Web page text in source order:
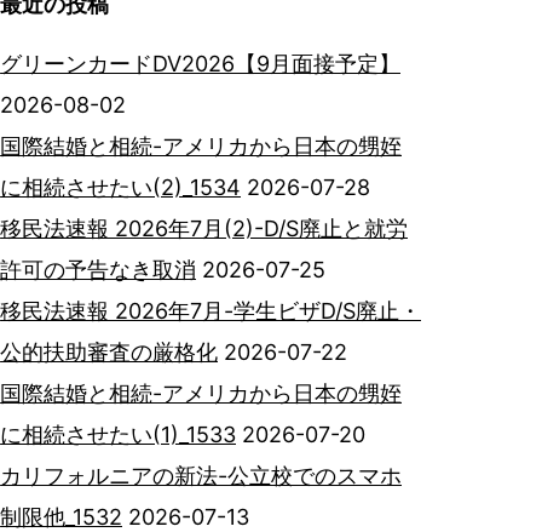
グリーンカードDV2026【9月面接予定】
2026-08-02
国際結婚と相続-アメリカから日本の甥姪
に相続させたい(2)_1534 2026-07-28
移民法速報 2026年7月(2)-D/S廃止と就労
許可の予告なき取消 2026-07-25
移民法速報 2026年7月-学生ビザD/S廃止・
公的扶助審査の厳格化 2026-07-22
国際結婚と相続-アメリカから日本の甥姪
に相続させたい(1)_1533 2026-07-20
カリフォルニアの新法-公立校でのスマホ
制限他_1532 2026-07-13